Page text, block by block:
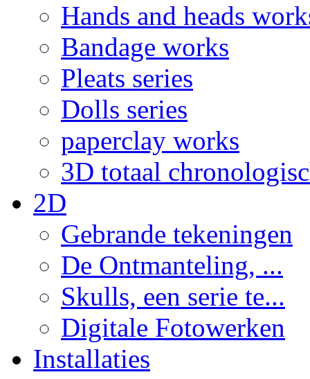
Hands and heads
Bandage works
Pleats series
Dolls series
paperclay works
3D totaal
2D
Gebrande tekeningen
De Ontmanteling, ...
Skulls, een serie te...
Digitale Fotowerken
Installaties